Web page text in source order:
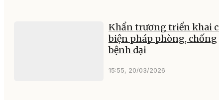
Khẩn trương triển khai
biện pháp phòng, chống
bệnh dại
15:55, 20/03/2026